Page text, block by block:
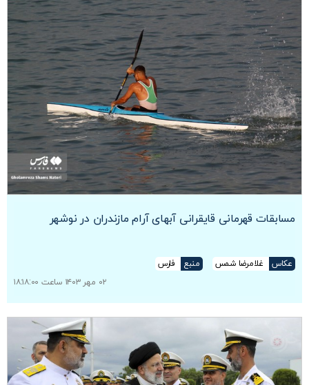
مسابقات قهرمانی قایقرانی آبهای آرام مازندران در نوشهر
عکاس غلامرضا شمس منبع
فارس
۰۲ مهر ۱۴۰۳ ساعت ۱۸:۱۸:۰۰